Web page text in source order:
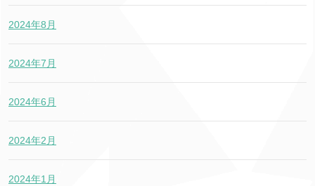
2024年8月
2024年7月
2024年6月
2024年2月
2024年1月